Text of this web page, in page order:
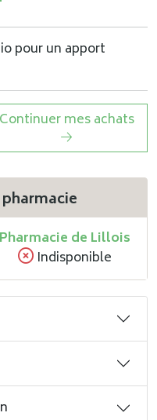
pour un apport
Continuer mes achats
Pharmacie de Lillois
Indisponible